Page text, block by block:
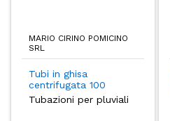
MARIO CIRINO POMICINO
SRL
Tubi in ghisa
centrifugata 100
Tubazioni per pluviali